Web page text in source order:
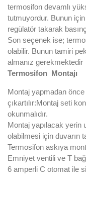
termosifon devamlı
tutmuyordur. Bunun
regülatör takarak
Son seçenek ise;
olabilir. Bunun tamiri
almanız gerekmektedir
Termosifon Montajı
Montaj yapmadan
çıkartılır:Montaj seti
okunmalıdır.
Montaj yapılacak yerin
olabilmesi için duvarın
Termosifon askıya
Emniyet ventili ve T
6 amperli C otomat ile